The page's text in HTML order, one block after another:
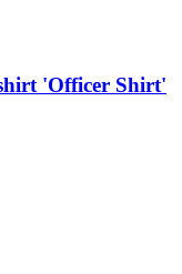
'Officer Shirt'